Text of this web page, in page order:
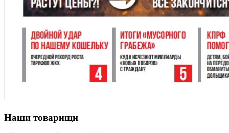
Наши товарищи